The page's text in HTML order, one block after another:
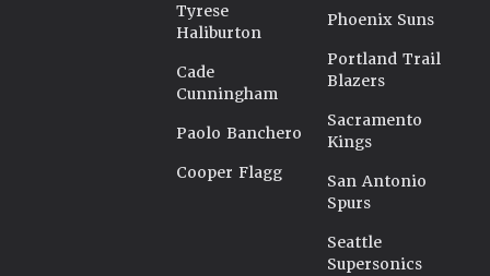
Tyrese
Haliburton
Cade
Cunningham
Paolo Banchero
Cooper Flagg
Phoenix Suns
Portland Trail
Blazers
Sacramento
Kings
San Antonio
Spurs
Seattle
Supersonics